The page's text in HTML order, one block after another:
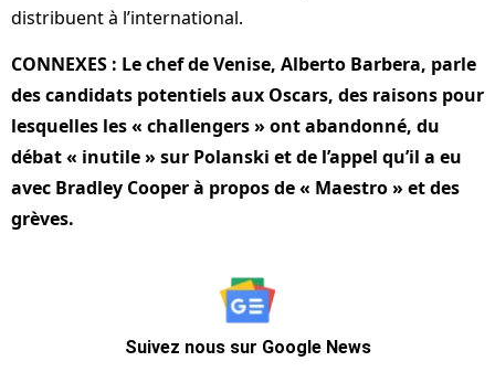
distribuent à l’international.
CONNEXES : Le chef de Venise, Alberto Barbera, parle
des candidats potentiels aux Oscars, des raisons pour
lesquelles les « challengers » ont abandonné, du
débat « inutile » sur Polanski et de l’appel qu’il a eu
avec Bradley Cooper à propos de « Maestro » et des
grèves.
Suivez nous sur Google News